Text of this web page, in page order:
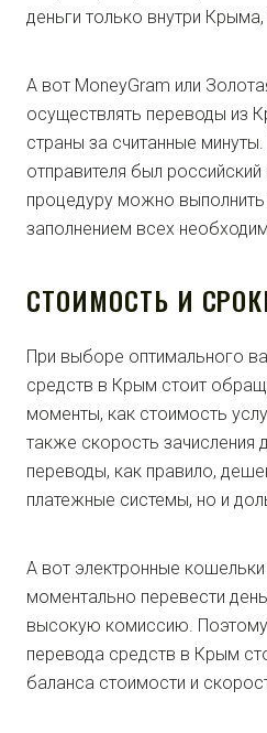
деньги только внутри
А вот MoneyGram или
осуществлять переводы из
страны за считанные
отправителя был
процедуру можно
заполнением всех
СТОИМОСТЬ И
При выборе оптимального
средств в Крым стоит
моменты, как стоимость
также скорость зачисления
переводы, как правило,
платежные системы, но и
А вот электронные
моментально перевести
высокую комиссию.
перевода средств в Крым
баланса стоимости и